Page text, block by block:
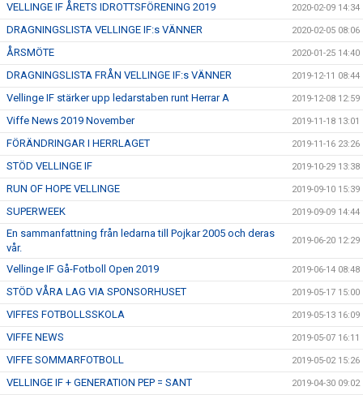
VELLINGE IF ÅRETS IDROTTSFÖRENING 2019 2020-02-09 14:34
DRAGNINGSLISTA VELLINGE IF:s VÄNNER 2020-02-05 08:06
ÅRSMÖTE 2020-01-25 14:40
DRAGNINGSLISTA FRÅN VELLINGE IF:s VÄNNER 2019-12-11 08:44
Vellinge IF stärker upp ledarstaben runt Herrar A 2019-12-08 12:59
Viffe News 2019 November 2019-11-18 13:01
FÖRÄNDRINGAR I HERRLAGET 2019-11-16 23:26
STÖD VELLINGE IF 2019-10-29 13:38
RUN OF HOPE VELLINGE 2019-09-10 15:39
SUPERWEEK 2019-09-09 14:44
En sammanfattning från ledarna till Pojkar 2005 och deras
vår.
2019-06-20 12:29
Vellinge IF Gå-Fotboll Open 2019 2019-06-14 08:48
STÖD VÅRA LAG VIA SPONSORHUSET 2019-05-17 15:00
VIFFES FOTBOLLSSKOLA 2019-05-13 16:09
VIFFE NEWS 2019-05-07 16:11
VIFFE SOMMARFOTBOLL 2019-05-02 15:26
VELLINGE IF + GENERATION PEP = SANT 2019-04-30 09:02